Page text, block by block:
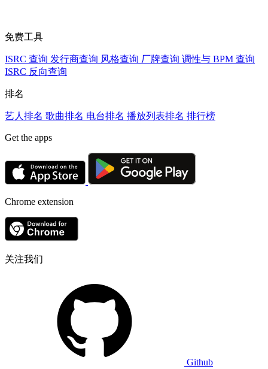
免费工具
ISRC 查询 发行商查询 风格查询 厂牌查询 调性与 BPM 查询
ISRC 反向查询
排名
艺人排名 歌曲排名 电台排名 播放列表排名 排行榜
Get the apps
Chrome extension
关注我们
Github